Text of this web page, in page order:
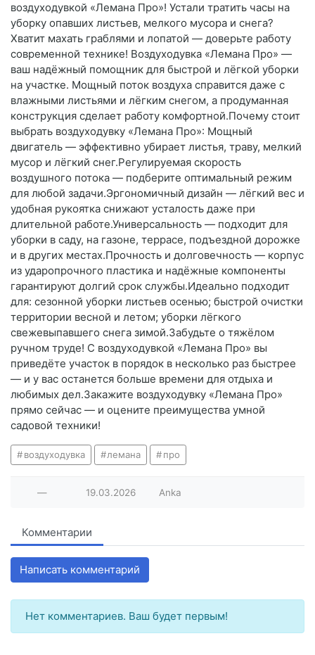
воздуходувкой «Лемана Про»! Устали тратить часы на
уборку опавших листьев, мелкого мусора и снега?
Хватит махать граблями и лопатой — доверьте работу
современной технике! Воздуходувка «Лемана Про» —
ваш надёжный помощник для быстрой и лёгкой уборки
на участке. Мощный поток воздуха справится даже с
влажными листьями и лёгким снегом, а продуманная
конструкция сделает работу комфортной.Почему стоит
выбрать воздуходувку «Лемана Про»: Мощный
двигатель — эффективно убирает листья, траву, мелкий
мусор и лёгкий снег.Регулируемая скорость
воздушного потока — подберите оптимальный режим
для любой задачи.Эргономичный дизайн — лёгкий вес и
удобная рукоятка снижают усталость даже при
длительной работе.Универсальность — подходит для
уборки в саду, на газоне, террасе, подъездной дорожке
и в других местах.Прочность и долговечность — корпус
из ударопрочного пластика и надёжные компоненты
гарантируют долгий срок службы.Идеально подходит
для: сезонной уборки листьев осенью; быстрой очистки
территории весной и летом; уборки лёгкого
свежевыпавшего снега зимой.Забудьте о тяжёлом
ручном труде! С воздуходувкой «Лемана Про» вы
приведёте участок в порядок в несколько раз быстрее
— и у вас останется больше времени для отдыха и
любимых дел.Закажите воздуходувку «Лемана Про»
прямо сейчас — и оцените преимущества умной
садовой техники!
воздуходувка лемана про
— 19.03.2026 Anka
Комментарии
Написать комментарий
Нет комментариев. Ваш будет первым!